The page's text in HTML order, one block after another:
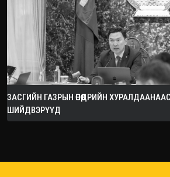
ЗАСГИЙН ГАЗРЫН ӨНӨӨДРИЙН
ШИЙДВЭРҮҮД